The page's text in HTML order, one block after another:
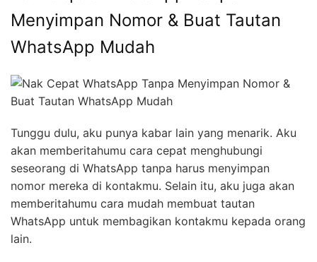
Menyimpan Nomor & Buat Tautan
WhatsApp Mudah
Tunggu dulu, aku punya kabar lain yang menarik. Aku
akan memberitahumu cara cepat menghubungi
seseorang di WhatsApp tanpa harus menyimpan
nomor mereka di kontakmu. Selain itu, aku juga akan
memberitahumu cara mudah membuat tautan
WhatsApp untuk membagikan kontakmu kepada orang
lain.